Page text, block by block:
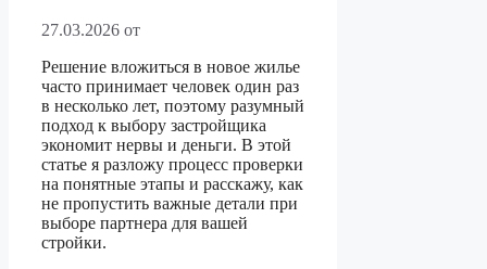
27.03.2026 от
Решение вложиться в новое жилье
часто принимает человек один раз
в несколько лет, поэтому разумный
подход к выбору застройщика
экономит нервы и деньги. В этой
статье я разложу процесс проверки
на понятные этапы и расскажу, как
не пропустить важные детали при
выборе партнера для вашей
стройки.